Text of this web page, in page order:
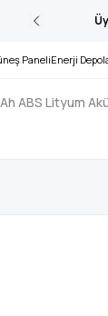
PaneliEnerji
ABS Lityum